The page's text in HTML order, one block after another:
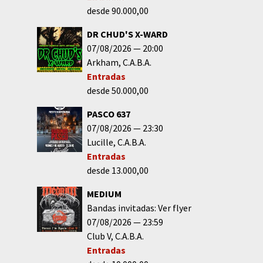
desde 90.000,00
DR CHUD'S X-WARD
07/08/2026
20:00
Arkham C.A.B.A.
Entradas
desde 50.000,00
PASCO 637
07/08/2026
23:30
Lucille C.A.B.A.
Entradas
desde 13.000,00
MEDIUM
Bandas invitadas: Ver flyer
07/08/2026
23:59
Club V C.A.B.A.
Entradas